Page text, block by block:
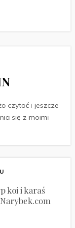
czytać i jeszcze
się z moimi
koi i karaś